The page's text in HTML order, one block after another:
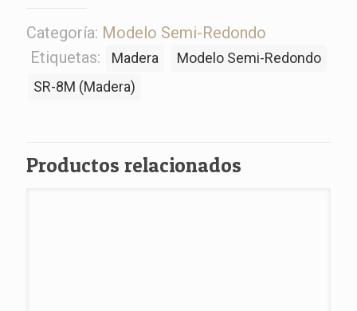
Categoría: Modelo Semi-Redondo
Etiquetas:
Madera
Modelo Semi-Redondo
SR-8M (Madera)
Productos relacionados